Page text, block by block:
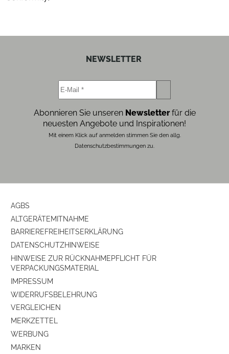
NEWSLETTER
Abonnieren Sie unseren Newsletterfür die
neuesten Angebote und Inspirationen!
Mit einem Klick auf anmelden stimmen Sie den allg.
Datenschutzbestimmungen zu.
AGBS
ALTGERÄTEMITNAHME
BARRIEREFREIHEITSERKLÄRUNG
DATENSCHUTZHINWEISE
HINWEISE ZUR RÜCKNAHMEPFLICHT FÜR
VERPACKUNGSMATERIAL
IMPRESSUM
WIDERRUFSBELEHRUNG
VERGLEICHEN
MERKZETTEL
WERBUNG
MARKEN